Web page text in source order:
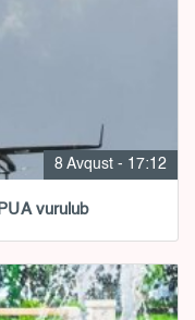
8 Avqust - 17:12
vurulub